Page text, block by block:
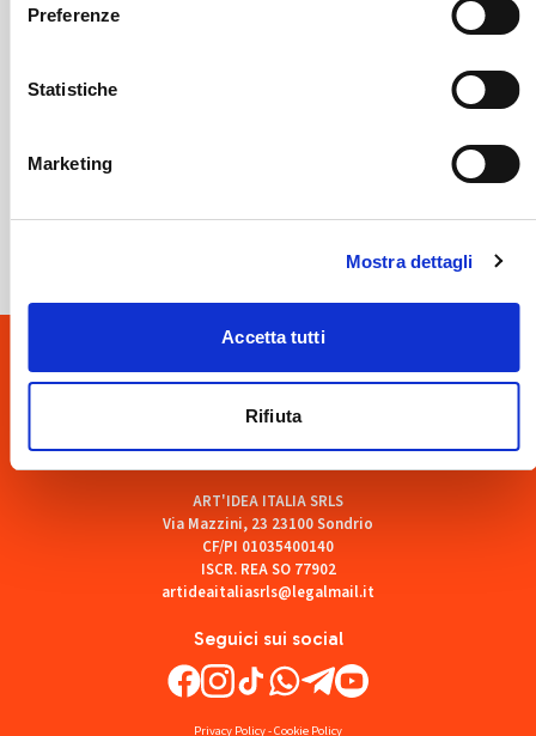
Preferenze
Statistiche
Marketing
Mostra dettagli
Accetta tutti
Rifiuta
Seguici sui social
ART'IDEA ITALIA SRLS
Via Mazzini, 23 23100 Sondrio
CF/PI 01035400140
ISCR. REA SO 77902
artideaitaliasrls@legalmail.it
Privacy Policy-Cookie Policy